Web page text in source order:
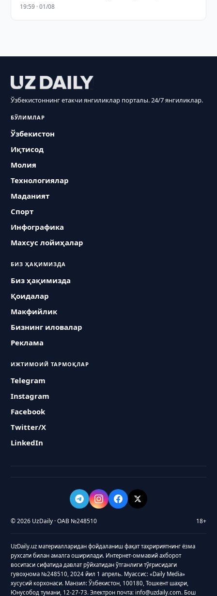
19:59 · 01/08
Ўзбекистоннинг етакчи янгиликлар порталы. 24/7 янгиликлар.
БЎЛИМЛАР
Ўзбекистон
Иқтисод
Молия
Технологиялар
Маданият
Спорт
Инфографика
Махсус лойиҳалар
БИЗ ҲАҚИМИЗДА
Биз ҳақимизда
Қоидалар
Макфийлик
Бизнинг иловалар
Реклама
ИЖТИМОИЙ ТАРМОҚЛАР
Telegram
Instagram
Facebook
Twitter/X
LinkedIn
© 2026 UzDaily · ОАВ №248510 18+
UzDaily.uz материалларидан фойдаланиш фақат таҳририятнинг ёзма
рухсати билан амалга оширилади. Интернет-оммавий ахборот
воситаси сифатида давлат рўйхатидан ўтганлиги тўғрисидаги
гувоҳнома №248510, 2024 йил 1 апрель. Муассис: «Daily Media»
хусусий корхонаси. Манзил: Ўзбекистон, 100180, Тошкент шаҳри,
Юнусобод тумани, 12-27-73. Электрон почта: info@uzdaily.com. Бош